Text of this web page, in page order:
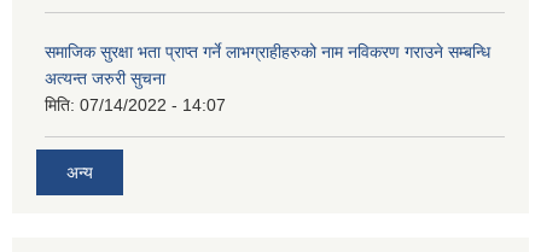
समाजिक सुरक्षा भता प्राप्त गर्ने लाभग्राहीहरुको नाम नविकरण गराउने सम्बन्धि
अत्यन्त जरुरी सुचना
मिति: 07/14/2022 - 14:07
अन्य